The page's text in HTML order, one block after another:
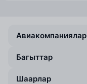
Авиакомпаниялар
Багыттар
Шаарлар